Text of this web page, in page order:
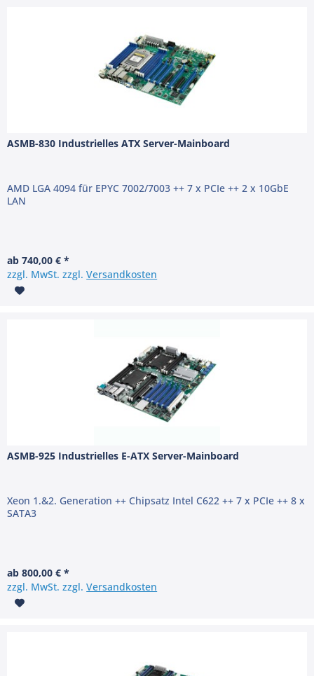
ASMB-830 Industrielles ATX Server-Mainboard
AMD LGA 4094 für EPYC 7002/7003 ++ 7 x PCIe ++ 2 x 10GbE
LAN
ab 740,00 € *
zzgl. MwSt. zzgl.Versandkosten
ASMB-925 Industrielles E-ATX Server-Mainboard
Xeon 1.&2. Generation ++ Chipsatz Intel C622 ++ 7 x PCIe ++ 8 x
SATA3
ab 800,00 € *
zzgl. MwSt. zzgl.Versandkosten